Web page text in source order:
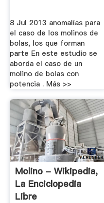
8 Jul 2013 anomalías para
el caso de los molinos de
bolas, los que forman
parte En este estudio se
aborda el caso de un
molino de bolas con
potencia . Más >>
Molino - Wikipedia,
La Enciclopedia
Libre